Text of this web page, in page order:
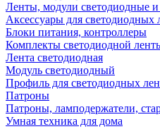
Ленты, модули светодиодные
Аксессуары для светодиодных
Блоки питания, контроллеры
Комплекты светодиодной
Лента светодиодная
Модуль светодиодный
Профиль для светодиодных
Патроны
Патроны, ламподержатели,
Умная техника для дома